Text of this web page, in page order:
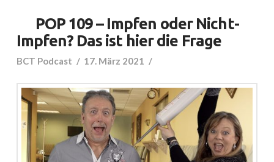
POP 109 – Impfen oder Nicht-
Impfen? Das ist hier die Frage
BCT Podcast 17. März 2021